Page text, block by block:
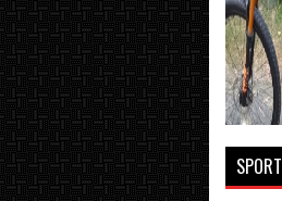
SPORT